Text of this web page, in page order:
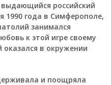
выдающийся российский
1990 года в Симферополе,
занимался
к этой игре своему
оказался в окружении
и поощряла